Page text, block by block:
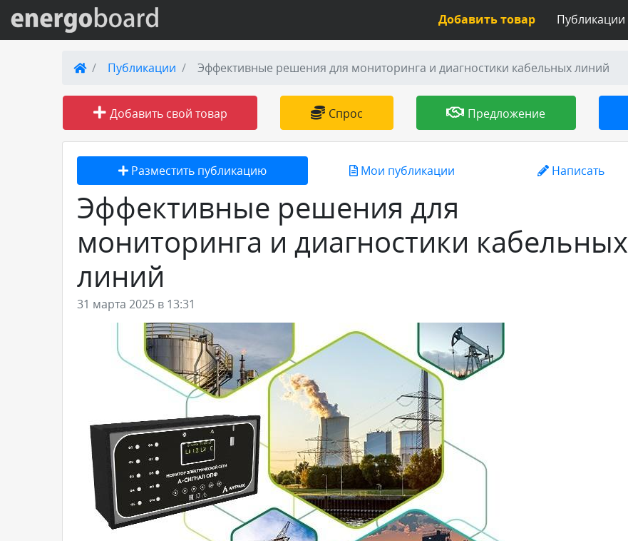
Вход на сайт
Поиск по сайту
Публикации
Товары и услуги
Публикации
Добавить товар
Публикации Эффективные решения для мониторинга и диагностики кабельных линий
Добавить свой товар Спрос Предложение
Разместить публикацию Мои публикации Написать
Эффективные решения для
мониторинга и диагностики кабельных
линий
31 марта 2025 в 13:31